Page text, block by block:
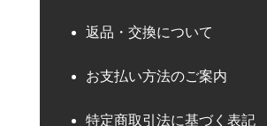
返品・交換について
お支払い方法のご案内
特定商取引法に基づく表記